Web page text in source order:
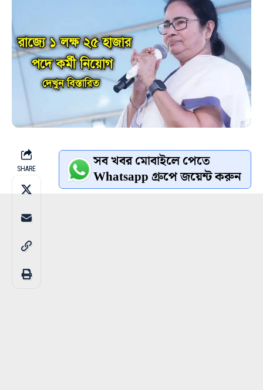
SHARE সব খবর মোবাইলে পেতে
Whatsapp গ্রুপে জয়েন্ট করুন